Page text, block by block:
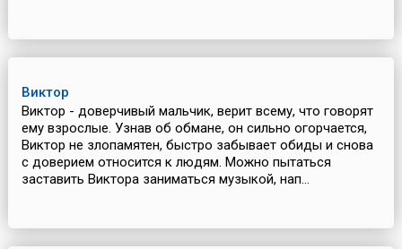
Виктор
Виктор - доверчивый мальчик, верит всему, что говорят
ему взрослые. Узнав об обмане, он сильно огорчается,
Виктор не злопамятен, быстро забывает обиды и снова
с доверием относится к людям. Можно пытаться
заставить Виктора заниматься музыкой, нап...